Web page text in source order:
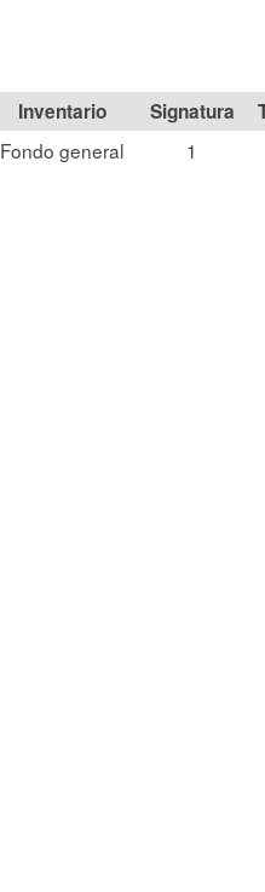
Signatura
Fondo general 1